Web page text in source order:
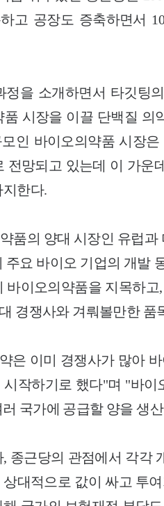
고 공장도 증축하면서
정을 소개하면서 타깃팅
시장을 이끌 단백질 의
인 바이오의약품 시장
전망되고 있는데 이 가운
지한다.
품의 양대 시장인 유럽과
주요 바이오 기업의 개발
바이오의약품을 지목하
경쟁사와 겨뤄볼만한 품
은 이미 경쟁사가 많아
작하기로 했다"며 "바
국가에 공급할 양을 생
종근당의 관점에서 각각
대적으로 값이 싸고 투